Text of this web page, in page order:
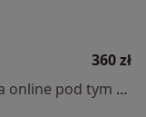
360 zł
Specjalista nie oferuje umawiania online pod tym adresem.